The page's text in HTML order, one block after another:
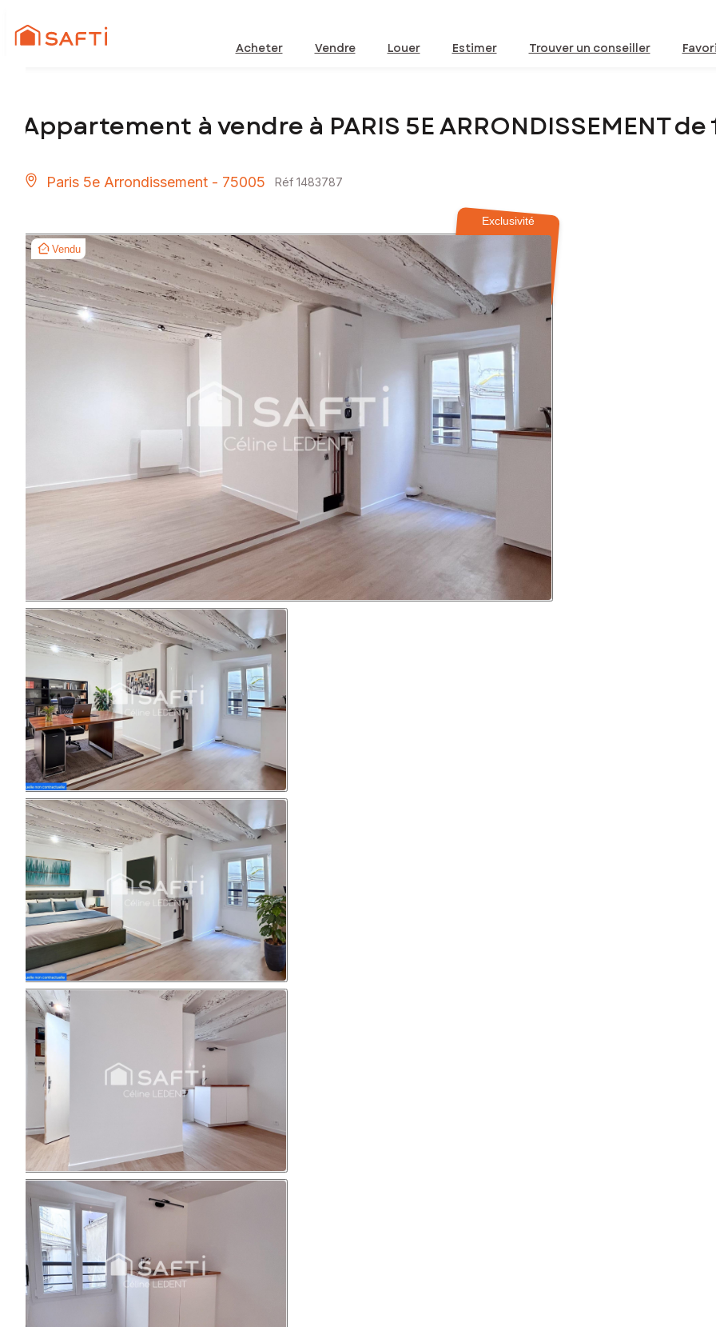
Acheter Vendre Louer Estimer Trouver un conseiller
Appartement à vendre à PARIS 5E ARRONDISSEMENT de
Paris 5e Arrondissement - 75005 Réf 1483787
Exclusivité
Vendu